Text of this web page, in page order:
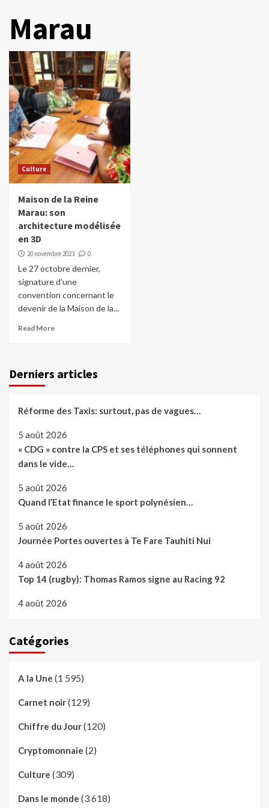
Marau
Culture
Maison de la Reine
Marau: son
architecture modélisée
en 3D
20 novembre 2023 0
Le 27 octobre dernier,
signature d’une
convention concernant le
devenir de la Maison de la...
Read More
Derniers articles
Réforme des Taxis: surtout, pas de vagues…
5 août 2026
« CDG » contre la CPS et ses téléphones qui sonnent
dans le vide…
5 août 2026
Quand l’Etat finance le sport polynésien…
5 août 2026
Journée Portes ouvertes à Te Fare Tauhiti Nui
4 août 2026
Top 14 (rugby): Thomas Ramos signe au Racing 92
4 août 2026
Catégories
A la Une (1 595)
Carnet noir(129)
Chiffre du Jour(120)
Cryptomonnaie (2)
Culture (309)
Dans le monde (3 618)